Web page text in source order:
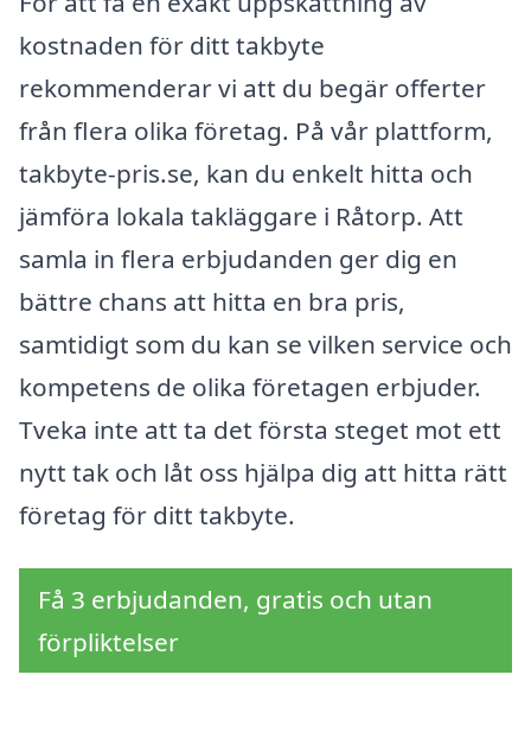
kostnaden för ditt takbyte
rekommenderar vi att du begär offerter
från flera olika företag. På vår plattform,
takbyte-pris.se, kan du enkelt hitta och
jämföra lokala takläggare i Råtorp. Att
samla in flera erbjudanden ger dig en
bättre chans att hitta en bra pris,
samtidigt som du kan se vilken service och
kompetens de olika företagen erbjuder.
Tveka inte att ta det första steget mot ett
nytt tak och låt oss hjälpa dig att hitta rätt
företag för ditt takbyte.
Få 3 erbjudanden, gratis och utan
förpliktelser